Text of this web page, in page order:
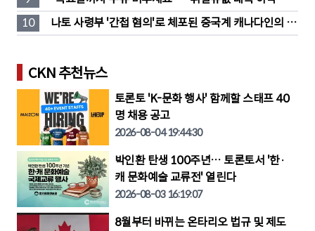
고
10
나토 사령부 '간첩 혐의'로 체포된 중국계 캐나다인의 정
체는?
CKN 추천뉴스
토론토 'K-문화 행사' 함께할 스태프 40
명 채용 공고
2026-08-04 19:44:30
박인환 탄생 100주년… 토론토서 '한·
캐 문화예술 교류전' 열린다
2026-08-03 16:19:07
8월부터 바뀌는 온타리오 법규 및 제도